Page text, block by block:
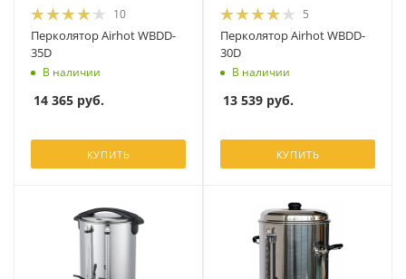
10
Перколятор Airhot WBDD-
35D
В наличии
14 365 руб.
КУПИТЬ
5
Перколятор Airhot WBDD-
30D
В наличии
13 539 руб.
КУПИТЬ